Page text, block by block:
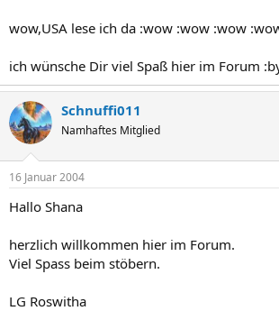
wow,USA lese ich da :wow :wow :wow
ich wünsche Dir viel Spaß hier im Forum
Schnuffi011
Namhaftes Mitglied
16 Januar 2004
Hallo Shana
herzlich willkommen hier im Forum.
Viel Spass beim stöbern.
LG Roswitha